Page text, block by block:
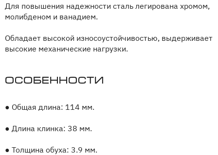
Для повышения надежности сталь легирована хромом,
молибденом и ванадием.
Обладает высокой износоустойчивостью, выдерживает
высокие механические нагрузки.
Особенности
● Общая длина: 114 мм.
● Длина клинка: 38 мм.
● Толщина обуха: 3.9 мм.